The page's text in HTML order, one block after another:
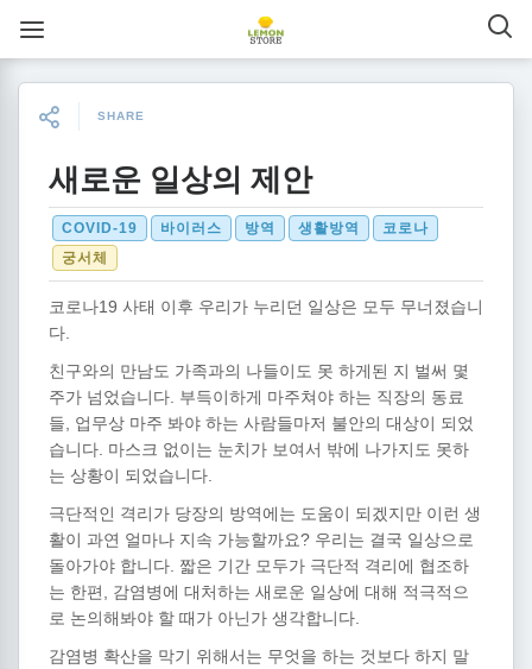
SHARE
새로운 일상의 제안
COVID-19 바이러스 방역 생활방역
코로나
궁서체
코로나19 사태 이후 우리가 누리던 일상은 모두 무너졌습니
다.
친구와의 만남도 가족과의 나들이도 못 하게된 지 벌써 몇
주가 넘었습니다. 부득이하게 마주쳐야 하는 직장의 동료
들, 업무상 마주 봐야 하는 사람들마저 불안의 대상이 되었
습니다. 마스크 없이는 눈치가 보여서 밖에 나가지도 못하
는 상황이 되었습니다.
극단적인 격리가 당장의 방역에는 도움이 되겠지만 이런 생
활이 과연 얼마나 지속 가능할까요? 우리는 결국 일상으로
돌아가야 합니다. 짧은 기간 모두가 극단적 격리에 협조하
는 한편, 감염병에 대처하는 새로운 일상에 대해 적극적으
로 논의해봐야 할 때가 아닌가 생각합니다.
감염병 확산을 막기 위해서는 무엇을 하는 것보다 하지 말